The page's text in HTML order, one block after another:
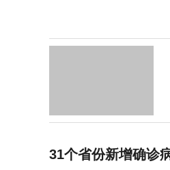
31个省份新增确诊